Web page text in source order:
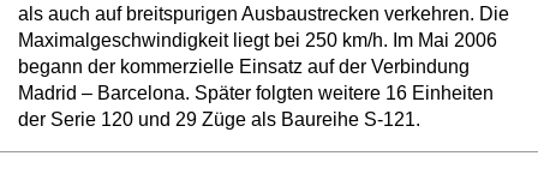
als auch auf breitspurigen Ausbaustrecken verkehren. Die
Maximalgeschwindigkeit liegt bei 250 km/h. Im Mai 2006
begann der kommerzielle Einsatz auf der Verbindung
Madrid – Barcelona. Später folgten weitere 16 Einheiten
der Serie 120 und 29 Züge als Baureihe S-121.